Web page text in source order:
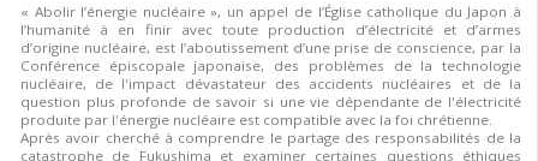
« Abolir l’énergie nucléaire », un appel de l’Église catholique du Japon à
l’humanité à en finir avec toute production d’électricité et d’armes
d’origine nucléaire, est l’aboutissement d’une prise de conscience, par la
Conférence épiscopale japonaise, des problèmes de la technologie
nucléaire, de l'impact dévastateur des accidents nucléaires et de la
question plus profonde de savoir si une vie dépendante de l'électricité
produite par l'énergie nucléaire est compatible avec la foi chrétienne.
Après avoir cherché à comprendre le partage des responsabilités de la
catastrophe de Fukushima et examiner certaines questions éthiques